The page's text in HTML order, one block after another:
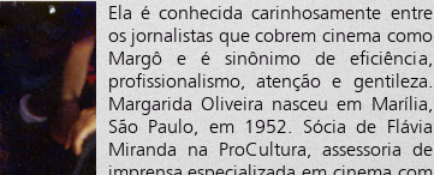
Ela é conhecida carinhosamente entre
os jornalistas que cobrem cinema como
Margô e é sinônimo de eficiência,
profissionalismo, atenção e gentileza.
Margarida Oliveira nasceu em Marília,
São Paulo, em 1952. Sócia de Flávia
Miranda na ProCultura, assessoria de